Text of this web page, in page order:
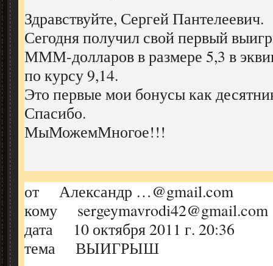
Здравствуйте, Сергей Пантелеевич.
Сегодня получил свой первый
МММ-долларов в размере 5,3 в
по курсу 9,14.
Это первые мои бонусы как
Спасибо.
МыМожемМногое!!!
от Александр …@gmail.com
кому sergeymavrodi42@gmail.com
дата 10 октября 2011 г. 20:36
тема ВЫИГРЫШ